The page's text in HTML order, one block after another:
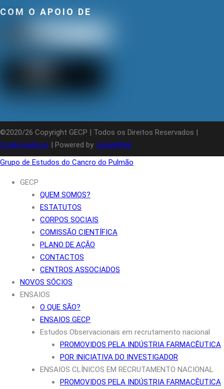
COM O APOIO DE
©2020/26 Copyright GECP | Todos os Direitos Reservados |
Colaboradores | Powered by JanelaWeb
Grupo de Estudos do Cancro do Pulmão
GECP
QUEM SOMOS?
ESTATUTOS
CORPOS SOCIAIS
COMISSÃO CIENTÍFICA
PLANO DE AÇÃO
CONTACTOS
CENTROS ASSOCIADOS
NOVOS SÓCIOS
ENSAIOS
O QUE SÃO?
ENSAIOS GECP
Estudos Observacionais em recrutamento nacional
PROMOVIDOS PELA INDÚSTRIA FARMACÊUTICA
POR INICIATIVA DO INVESTIGADOR
ENSAIOS CLÍNICOS EM RECRUTAMENTO NACIONAL
PROMOVIDOS PELA INDÚSTRIA FARMACÊUTICA